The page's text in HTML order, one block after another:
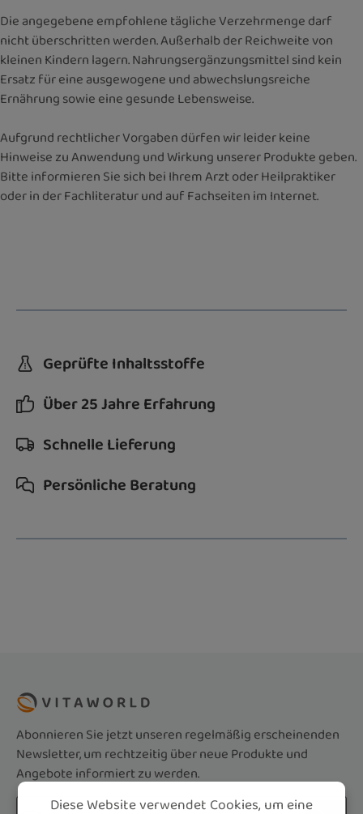
Die angegebene empfohlene tägliche Verzehrmenge darf
nicht überschritten werden. Außerhalb der Reichweite von
kleinen Kindern lagern. Nahrungsergänzungsmittel sind kein
Ersatz für eine ausgewogene und abwechslungsreiche
Ernährung sowie eine gesunde Lebensweise.
Aufgrund rechtlicher Vorgaben dürfen wir leider keine
Hinweise zu Anwendung und Wirkung unserer Produkte geben.
Bitte informieren Sie sich bei Ihrem Arzt oder Heilpraktiker
oder in der Fachliteratur und auf Fachseiten im Internet.
Geprüfte Inhaltsstoffe
Über 25 Jahre Erfahrung
Schnelle Lieferung
Persönliche Beratung
Abonnieren Sie jetzt unseren regelmäßig erscheinenden
Newsletter, um rechtzeitig über neue Produkte und
Angebote informiert zu werden.
E-Mail-Adresse*
Diese Website verwendet Cookies, um eine